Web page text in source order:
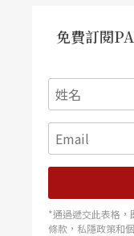
免費訂閱
*通過遞交此表格，
條款，私隱政策和